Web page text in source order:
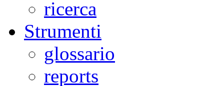
ricerca
Strumenti
glossario
reports